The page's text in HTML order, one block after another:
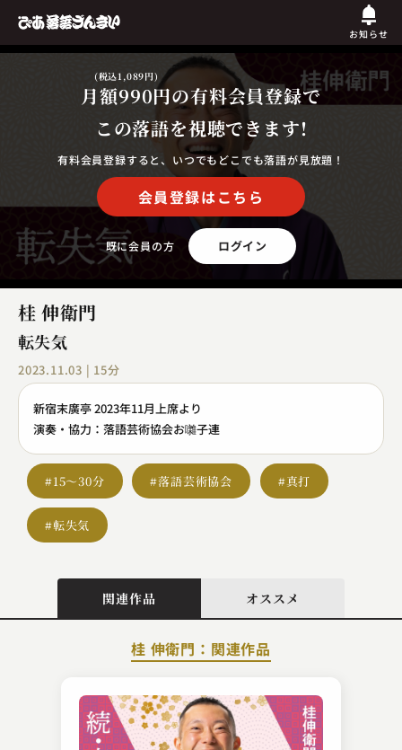
お知らせ
月額990円
(税込1,089円)
の有料会員登録で
この落語を視聴できます!
有料会員登録すると、いつでもどこでも落語が見放題！
会員登録はこちら
既に会員の方 ログイン
桂 伸衛門
転失気
2023.11.03 | 15分
新宿末廣亭 2023年11月上席より
演奏・協力：落語芸術協会お囃子連
#15～30分 #落語芸術協会 #真打
#転失気
関連作品 オススメ
桂 伸衛門：関連作品